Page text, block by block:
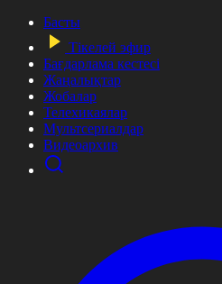
Басты
Тікелей эфир
Бағдарлама кестесі
Жаңалықтар
Жобалар
Телехикаялар
Мультсериалдар
Видеоархив